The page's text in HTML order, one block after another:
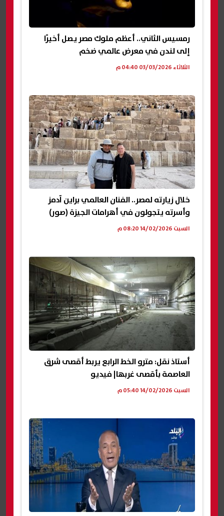
رمسيس الثاني.. أعظم ملوك مصر يصل أخيرًا
إلى لندن في معرض عالمي ضخم
الثلاثاء 03/03/2026 04:40 م
خلال زيارته لمصر.. الفنان العالمي براين آدمز
وأسرته يتجولون في أهرامات الجيزة (صور)
السبت 14/02/2026 08:20 م
أستاذ نقل: مترو الخط الرابع يربط أقصى شرق
العاصمة بأقصى غربها| فيديو
السبت 14/02/2026 05:40 م